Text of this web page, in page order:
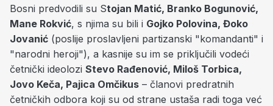
Bosni predvodili su Stojan Matić, Branko Bogunović,
Mane Rokvić, s njima su bili i Gojko Polovina, Đoko
Jovanić (poslije proslavljeni partizanski "komandanti" i
"narodni heroji"), a kasnije su im se priključili vodeći
četnički ideolozi Stevo Rađenović, Miloš Torbica,
Jovo Keča, Pajica Omčikus – članovi predratnih
četničkih odbora koji su od strane ustaša radi toga već